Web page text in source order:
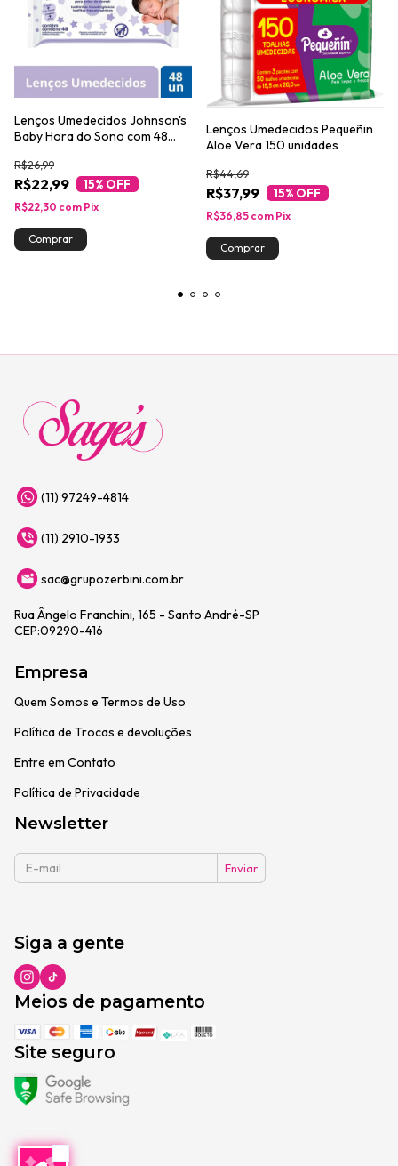
Lenços Umedecidos Johnson's
Baby Hora do Sono com 48
R$22,99
R$26,99
15% OFF
R$22,30 com Pix
Lenços Umedecidos Pequeñin
Aloe Vera 150 unidades
R$37,99
R$44,69
15% OFF
R$36,85 com Pix
(11) 97249-4814
(11) 2910-1933
sac@grupozerbini.com.br
Rua Ângelo Franchini, 165 - Santo André-SP
CEP:09290-416
Empresa
Quem Somos e Termos de Uso
Política de Trocas e devoluções
Entre em Contato
Política de Privacidade
Newsletter
Siga a gente
Meios de pagamento
Site seguro